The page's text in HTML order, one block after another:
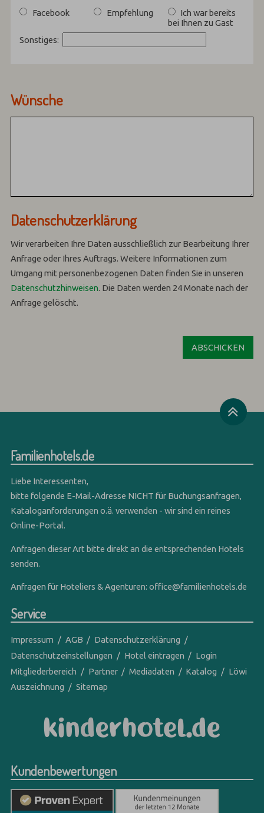
Facebook
Empfehlung
Ich war bereits
bei Ihnen zu Gast
Sonstiges:
Wünsche
Datenschutzerklärung
Wir verarbeiten Ihre Daten ausschließlich zur Bearbeitung Ihrer
Anfrage oder Ihres Auftrags.Weitere Informationen zum
Umgang mit personenbezogenen Daten finden Sie in unseren
Datenschutzhinweisen. Die Daten werden 24 Monate nach der
Anfrage gelöscht.
Familienhotels.de
Liebe Interessenten,
bitte folgende E-Mail-Adresse NICHT für Buchungsanfragen,
Kataloganforderungen o.ä. verwenden - wir sind ein reines
Online-Portal.
Anfragen dieser Art bitte direkt an die entsprechenden Hotels
senden.
Anfragen für Hoteliers & Agenturen:office@familienhotels.de
Service
Impressum AGB
Datenschutzerklärung
Datenschutzeinstellungen
Hotel eintragen
Login
Mitgliederbereich
Partner Mediadaten Katalog
Löwi
Auszeichnung
Sitemap
Kundenbewertungen